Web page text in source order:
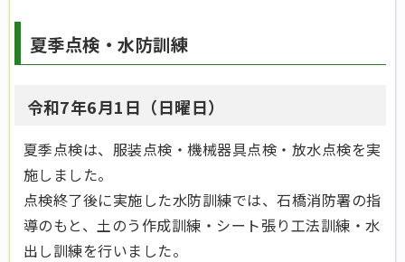
夏季点検・水防訓練
令和7年6月1日（日曜日）
夏季点検は、服装点検・機械器具点検・放水点検を実
施しました。
点検終了後に実施した水防訓練では、石橋消防署の指
導のもと、土のう作成訓練・シート張り工法訓練・水
出し訓練を行いました。